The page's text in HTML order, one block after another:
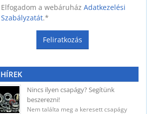
Elfogadom a webáruház Adatkezelési
Szabályzatát.*
Feliratkozás
HÍREK
Nincs ilyen csapágy? Segítünk
beszerezni!
Nem találta meg a keresett csapágy